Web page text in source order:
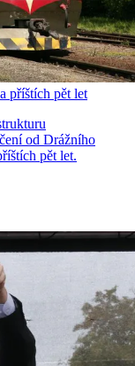
příštích pět let
od Drážního
pět let.